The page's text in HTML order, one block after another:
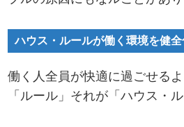
ハウス・ルールが働く環境を健
働く人全員が快適に過ごせる
「ルール」それが「ハウス・